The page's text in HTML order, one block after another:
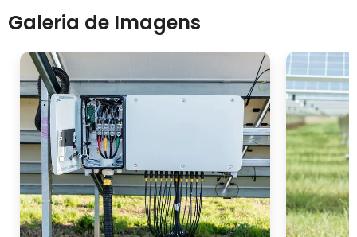
Galeria de Imagens